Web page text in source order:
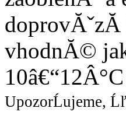
vhodnĂ©
10â€“12Â°C
UpozorĹujeme,